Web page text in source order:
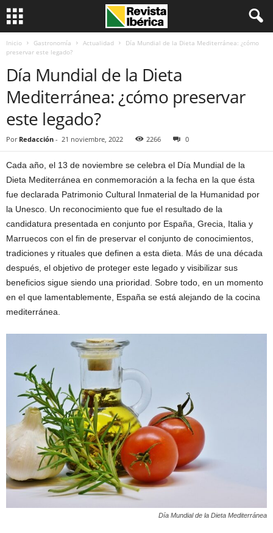
Inicio Gastronomía Actualidad
Día Mundial de la Dieta Mediterránea: ¿cómo
preservar este legado?
Día Mundial de la Dieta
Mediterránea: ¿cómo preservar
este legado?
Por Redacción - 21 noviembre, 2022 2266 0
Cada año, el 13 de noviembre se celebra el Día Mundial de la
Dieta Mediterránea en conmemoración a la fecha en la que ésta
fue declarada Patrimonio Cultural Inmaterial de la Humanidad por
la Unesco. Un reconocimiento que fue el resultado de la
candidatura presentada en conjunto por España, Grecia, Italia y
Marruecos con el fin de preservar el conjunto de conocimientos,
tradiciones y rituales que definen a esta dieta. Más de una década
después, el objetivo de proteger este legado y visibilizar sus
beneficios sigue siendo una prioridad. Sobre todo, en un momento
en el que lamentablemente, España se está alejando de la cocina
mediterránea.
Día Mundial de la Dieta Mediterránea